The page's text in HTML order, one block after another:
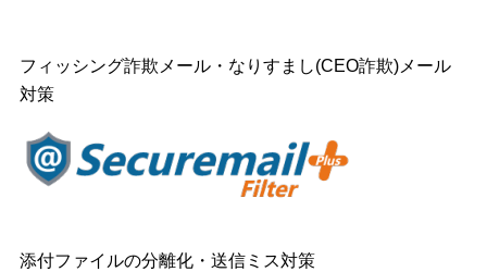
フィッシング詐欺メール・なりすまし(CEO詐欺)メール
対策
添付ファイルの分離化・送信ミス対策